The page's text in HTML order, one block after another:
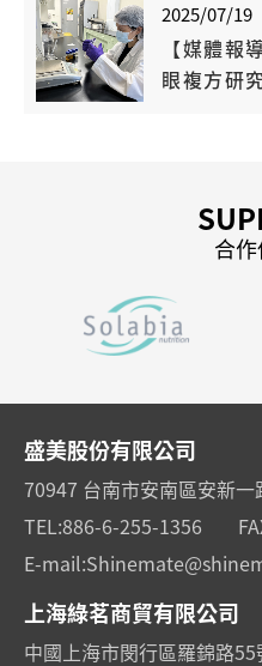
2025/07/19
【媒體報
眼複方研
合
盛美股份有限公司
70947 台南市安南區安新一
TEL:886-6-255-1356
E-mail:
上海綠茗商貿有限公司
中國上海市閔行區羅錦路